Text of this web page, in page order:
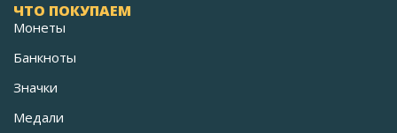
ЧТО ПОКУПАЕМ
Монеты
Банкноты
Значки
Медали